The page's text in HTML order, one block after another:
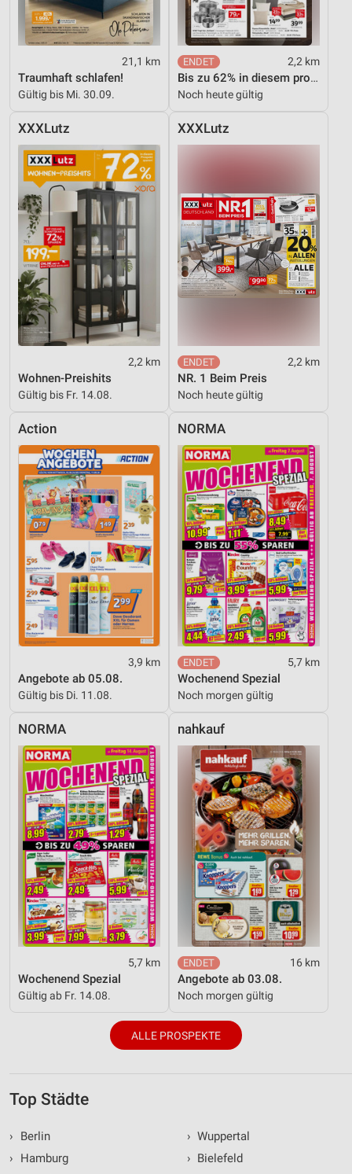
21,1 km
Traumhaft schlafen!
Gültig bis Mi. 30.09.
2,2 km
Bis zu 62% in diesem prospekt
Noch heute gültig
XXXLutz
2,2 km
Wohnen-Preishits
Gültig bis Fr. 14.08.
XXXLutz
2,2 km
NR. 1 Beim Preis
Noch heute gültig
Action
3,9 km
Angebote ab 05.08.
Gültig bis Di. 11.08.
NORMA
5,7 km
Wochenend Spezial
Noch morgen gültig
NORMA
5,7 km
Wochenend Spezial
Gültig ab Fr. 14.08.
nahkauf
16 km
Angebote ab 03.08.
Noch morgen gültig
ALLE PROSPEKTE
Top Städte
›
Berlin
›
Hamburg
› Wuppertal
› Bielefeld